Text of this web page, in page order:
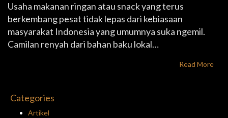
Usaha makanan ringan atau snack yang terus
berkembang pesat tidak lepas dari kebiasaan
masyarakat Indonesia yang umumnya suka ngemil.
Camilan renyah dari bahan baku lokal…
Read More
Categories
Artikel